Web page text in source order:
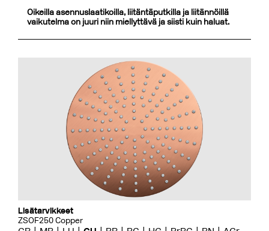
Oikeilla asennuslaatikoilla, liitäntäputkilla ja liitännöillä
vaikutelma on juuri niin miellyttävä ja siisti kuin haluat.
Lisätarvikkeet
ZSOF250 Copper